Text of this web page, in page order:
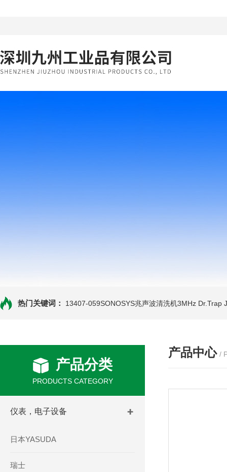
热门关键词： 13407-059SONOSYS兆声波清洗机3MHz Dr.Trap
产品分类
PRODUCTS CATEGORY
仪表，电子设备
日本YASUDA
瑞士
产品中心 /